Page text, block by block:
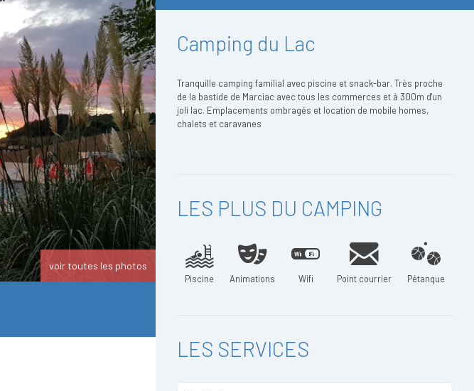
voir toutes les photos
Camping du Lac
Tranquille camping familial avec piscine et snack-bar. Très proche
de la bastide de Marciac avec tous les commerces et à 300m d'un
joli lac. Emplacements ombragés et location de mobile homes,
chalets et caravanes
LES PLUS DU CAMPING
Piscine Animations Wifi Point courrier Pétanque
LES SERVICES